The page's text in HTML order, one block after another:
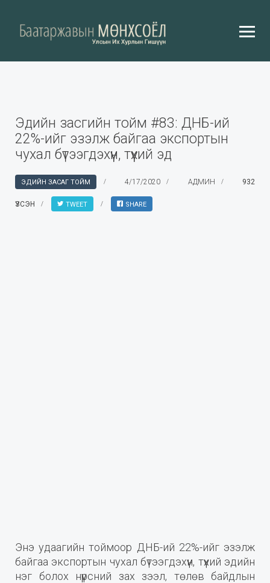
Эдийн засгийн тойм #83: ДНБ-ий
22%-ийг эзэлж байгаа экспортын
чухал бүтээгдэхүүн, түүхий эд
ЭДИЙН ЗАСАГ ТОЙМ 4/17/2020 АДМИН 932
ҮЗСЭН TWEET SHARE
Энэ удаагийн тоймоор ДНБ-ий 22%-ийг эзэлж
байгаа экспортын чухал бүтээгдэхүүн, түүхий эдийн
нэг болох нүүрсний зах зээл, төлөв байдлын